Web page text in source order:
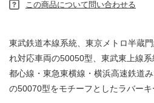
この商品について問い合わせる
東武鉄道本線系統、東京メトロ半蔵
れ対応車両の50050型、東武東上線
都心線・東急東横線・横浜高速鉄道
の50070型をモチーフとしたラバーキ